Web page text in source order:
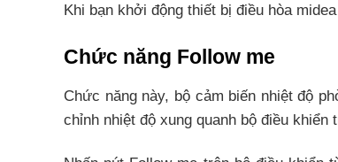
Khi bạn khởi động thiết bị điều hòa
Chức năng Follow me
Chức năng này, bộ cảm biến nhiệt độ
chỉnh nhiệt độ xung quanh bộ điều